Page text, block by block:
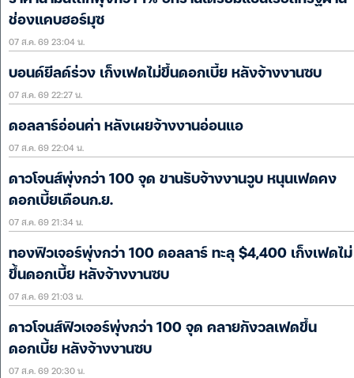
ช่องแคบฮอร์มุซ
07 ส.ค. 69 23:04 น.
บอนด์ยีลด์ร่วง เก็งเฟดไม่ขึ้นดอกเบี้ย หลังจ้างงานซบ
07 ส.ค. 69 22:27 น.
ดอลลาร์อ่อนค่า หลังเผยจ้างงานอ่อนแอ
07 ส.ค. 69 22:04 น.
ดาวโจนส์พุ่งกว่า 100 จุด ขานรับจ้างงานวูบ หนุนเฟดคง
ดอกเบี้ยเดือนก.ย.
07 ส.ค. 69 21:34 น.
ทองฟิวเจอร์พุ่งกว่า 100 ดอลลาร์ ทะลุ $4,400 เก็งเฟดไม่
ขึ้นดอกเบี้ย หลังจ้างงานซบ
07 ส.ค. 69 21:03 น.
ดาวโจนส์ฟิวเจอร์พุ่งกว่า 100 จุด คลายกังวลเฟดขึ้น
ดอกเบี้ย หลังจ้างงานซบ
07 ส.ค. 69 20:30 น.